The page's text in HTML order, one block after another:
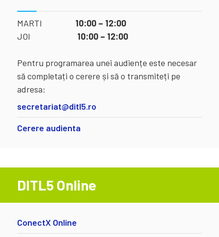
MARTI 10:00 – 12:00
JOI 10:00 – 12:00
Pentru programarea unei audiențe este necesar
să completați o cerere și să o transmiteți pe
adresa:
secretariat@ditl5.ro
Cerere audienta
DITL5 Online
ConectX Online